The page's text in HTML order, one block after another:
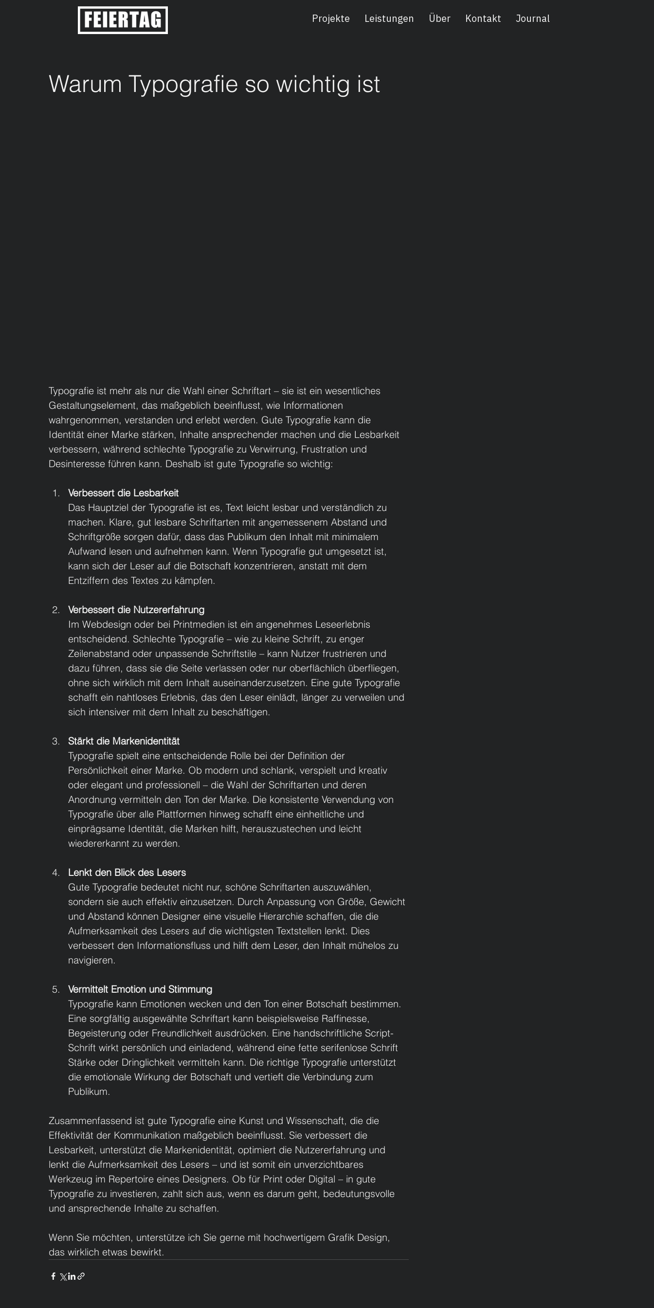
Projekte Leistungen Über Kontakt Journal
Warum Typografie so wichtig ist
Typografie ist mehr als nur die Wahl einer Schriftart – sie ist ein wesentliches
Gestaltungselement, das maßgeblich beeinflusst, wie Informationen
wahrgenommen, verstanden und erlebt werden. Gute Typografie kann die
Identität einer Marke stärken, Inhalte ansprechender machen und die Lesbarkeit
verbessern, während schlechte Typografie zu Verwirrung, Frustration und
Desinteresse führen kann. Deshalb ist gute Typografie so wichtig:
Verbessert die Lesbarkeit
Das Hauptziel der Typografie ist es, Text leicht lesbar und verständlich zu
machen. Klare, gut lesbare Schriftarten mit angemessenem Abstand und
Schriftgröße sorgen dafür, dass das Publikum den Inhalt mit minimalem
Aufwand lesen und aufnehmen kann. Wenn Typografie gut umgesetzt ist,
kann sich der Leser auf die Botschaft konzentrieren, anstatt mit dem
Entziffern des Textes zu kämpfen.
Verbessert die Nutzererfahrung
Im Webdesign oder bei Printmedien ist ein angenehmes Leseerlebnis
entscheidend. Schlechte Typografie – wie zu kleine Schrift, zu enger
Zeilenabstand oder unpassende Schriftstile – kann Nutzer frustrieren und
dazu führen, dass sie die Seite verlassen oder nur oberflächlich überfliegen,
ohne sich wirklich mit dem Inhalt auseinanderzusetzen. Eine gute Typografie
schafft ein nahtloses Erlebnis, das den Leser einlädt, länger zu verweilen und
sich intensiver mit dem Inhalt zu beschäftigen.
Stärkt die Markenidentität
Typografie spielt eine entscheidende Rolle bei der Definition der
Persönlichkeit einer Marke. Ob modern und schlank, verspielt und kreativ
oder elegant und professionell – die Wahl der Schriftarten und deren
Anordnung vermitteln den Ton der Marke. Die konsistente Verwendung von
Typografie über alle Plattformen hinweg schafft eine einheitliche und
einprägsame Identität, die Marken hilft, herauszustechen und leicht
wiedererkannt zu werden.
Lenkt den Blick des Lesers
Gute Typografie bedeutet nicht nur, schöne Schriftarten auszuwählen,
sondern sie auch effektiv einzusetzen. Durch Anpassung von Größe, Gewicht
und Abstand können Designer eine visuelle Hierarchie schaffen, die die
Aufmerksamkeit des Lesers auf die wichtigsten Textstellen lenkt. Dies
verbessert den Informationsfluss und hilft dem Leser, den Inhalt mühelos zu
navigieren.
Vermittelt Emotion und Stimmung
Typografie kann Emotionen wecken und den Ton einer Botschaft bestimmen.
Eine sorgfältig ausgewählte Schriftart kann beispielsweise Raffinesse,
Begeisterung oder Freundlichkeit ausdrücken. Eine handschriftliche Script-
Schrift wirkt persönlich und einladend, während eine fette serifenlose Schrift
Stärke oder Dringlichkeit vermitteln kann. Die richtige Typografie unterstützt
die emotionale Wirkung der Botschaft und vertieft die Verbindung zum
Publikum.
Zusammenfassend ist gute Typografie eine Kunst und Wissenschaft, die die
Effektivität der Kommunikation maßgeblich beeinflusst. Sie verbessert die
Lesbarkeit, unterstützt die Markenidentität, optimiert die Nutzererfahrung und
lenkt die Aufmerksamkeit des Lesers – und ist somit ein unverzichtbares
Werkzeug im Repertoire eines Designers. Ob für Print oder Digital – in gute
Typografie zu investieren, zahlt sich aus, wenn es darum geht, bedeutungsvolle
und ansprechende Inhalte zu schaffen.
Wenn Sie möchten, unterstütze ich Sie gerne mit hochwertigem Grafik Design,
das wirklich etwas bewirkt.